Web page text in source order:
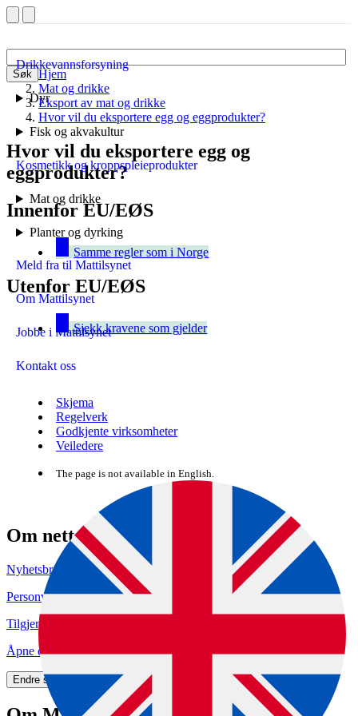
Søk
Drikkevannsforsyning
Dyr
Fisk og akvakultur
Kosmetikk og kroppspleieprodukter
Mat og drikke
Planter og dyrking
Meld fra til Mattilsynet
Om Mattilsynet
Jobbe i Mattilsynet
Kontakt oss
Skjema
Regelverk
Godkjente virksomheter
Veiledere
The page is not available in English.
Hjem
Mat og drikke
Eksport av mat og drikke
Hvor vil du eksportere egg og eggprodukter?
Hvor vil du eksportere egg og
eggprodukter?
Innenfor EU/EØS
Samme regler som i Norge
Utenfor EU/EØS
Sjekk kravene som gjelder
Om nettstedet
Nyhetsbrev
Personvern og informasjonskapsler
Tilgjengelighetserklæring (uustatus.no)
Åpne data (API)
Endre samtykke for informasjonskapsler